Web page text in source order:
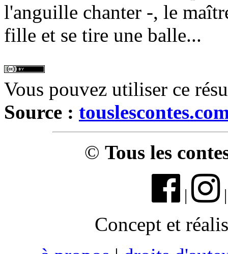
l'anguille chanter -, le
fille et se tire une balle...
Vous pouvez utiliser ce
Source :
© Tous les
|
Concept et